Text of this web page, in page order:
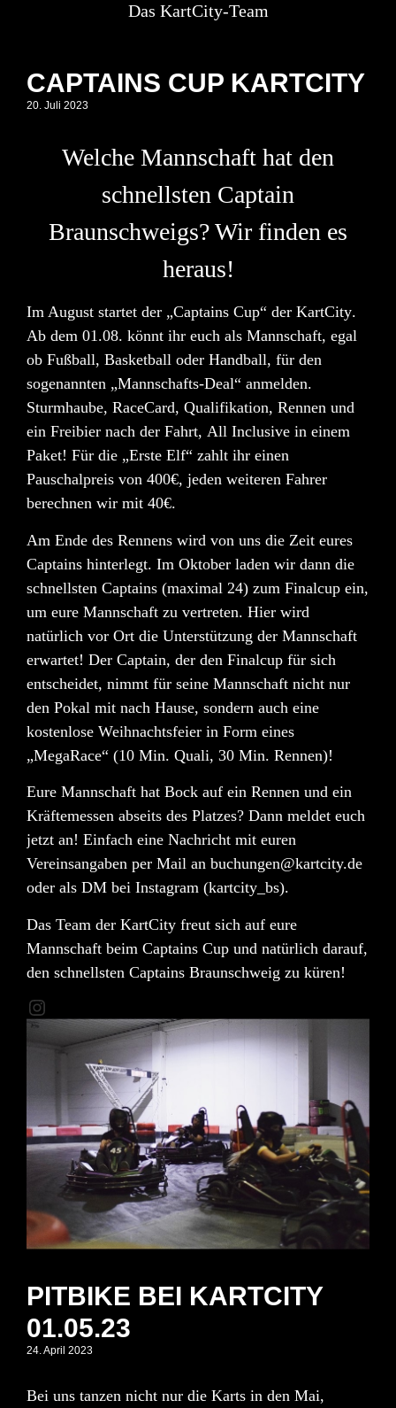
Das KartCity-Team
CAPTAINS CUP KARTCITY
20. Juli 2023
Welche Mannschaft hat den
schnellsten Captain
Braunschweigs? Wir finden es
heraus!
Im August startet der „Captains Cup“ der KartCity.
Ab dem 01.08. könnt ihr euch als Mannschaft, egal
ob Fußball, Basketball oder Handball, für den
sogenannten „Mannschafts-Deal“ anmelden.
Sturmhaube, RaceCard, Qualifikation, Rennen und
ein Freibier nach der Fahrt, All Inclusive in einem
Paket! Für die „Erste Elf“ zahlt ihr einen
Pauschalpreis von 400€, jeden weiteren Fahrer
berechnen wir mit 40€.
Am Ende des Rennens wird von uns die Zeit eures
Captains hinterlegt. Im Oktober laden wir dann die
schnellsten Captains (maximal 24) zum Finalcup ein,
um eure Mannschaft zu vertreten. Hier wird
natürlich vor Ort die Unterstützung der Mannschaft
erwartet! Der Captain, der den Finalcup für sich
entscheidet, nimmt für seine Mannschaft nicht nur
den Pokal mit nach Hause, sondern auch eine
kostenlose Weihnachtsfeier in Form eines
„MegaRace“ (10 Min. Quali, 30 Min. Rennen)!
Eure Mannschaft hat Bock auf ein Rennen und ein
Kräftemessen abseits des Platzes? Dann meldet euch
jetzt an! Einfach eine Nachricht mit euren
Vereinsangaben per Mail an buchungen@kartcity.de
oder als DM bei Instagram (kartcity_bs).
Das Team der KartCity freut sich auf eure
Mannschaft beim Captains Cup und natürlich darauf,
den schnellsten Captains Braunschweig zu küren!
PITBIKE BEI KARTCITY
01.05.23
24. April 2023
Bei uns tanzen nicht nur die Karts in den Mai,